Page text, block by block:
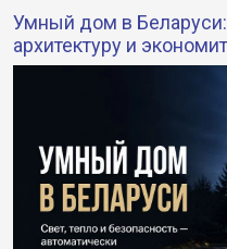
Умный дом в Беларуси:
архитектуру и